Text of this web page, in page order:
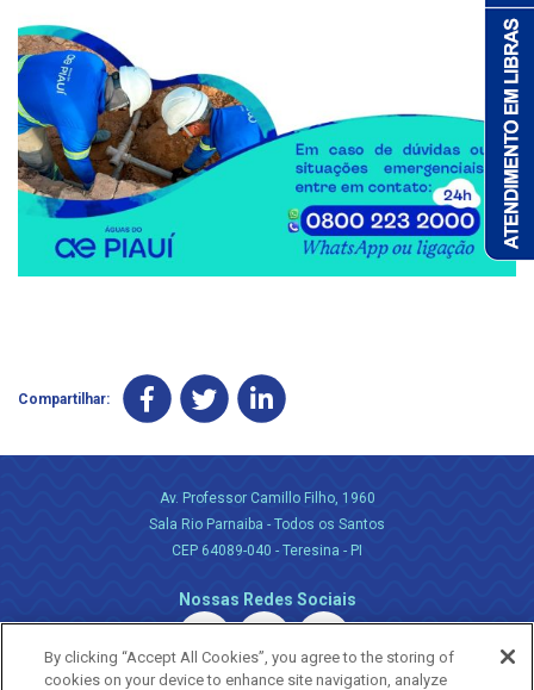
Compartilhar:
Av. Professor Camillo Filho, 1960
Sala Rio Parnaiba - Todos os Santos
CEP 64089-040 - Teresina - PI
Nossas Redes Sociais
By clicking “Accept All Cookies”, you agree to the storing of
cookies on your device to enhance site navigation, analyze